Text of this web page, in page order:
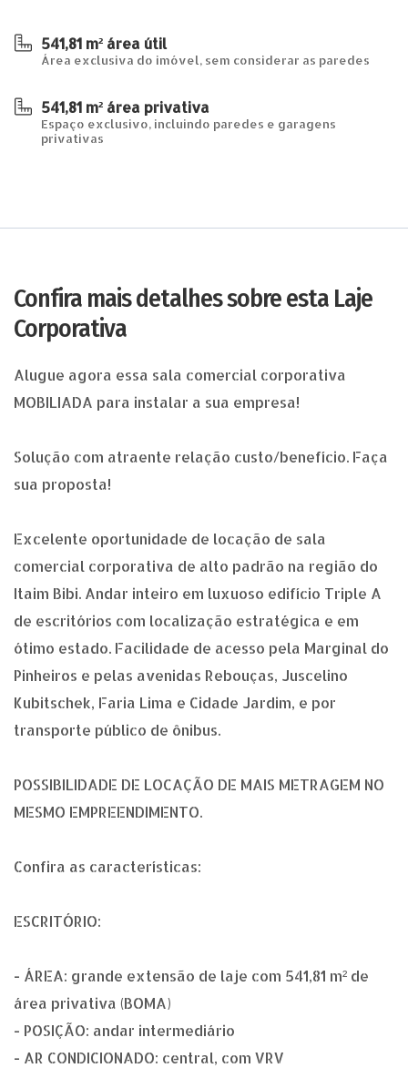
541,81 m² área útil
Área exclusiva do imóvel, sem considerar as paredes
541,81 m² área privativa
Espaço exclusivo, incluindo paredes e garagens
privativas
Confira mais detalhes sobre esta Laje
Corporativa
Alugue agora essa sala comercial corporativa
MOBILIADA para instalar a sua empresa!
Solução com atraente relação custo/benefício. Faça
sua proposta!
Excelente oportunidade de locação de sala
comercial corporativa de alto padrão na região do
Itaim Bibi. Andar inteiro em luxuoso edifício Triple A
de escritórios com localização estratégica e em
ótimo estado. Facilidade de acesso pela Marginal do
Pinheiros e pelas avenidas Rebouças, Juscelino
Kubitschek, Faria Lima e Cidade Jardim, e por
transporte público de ônibus.
POSSIBILIDADE DE LOCAÇÃO DE MAIS METRAGEM NO
MESMO EMPREENDIMENTO.
Confira as características:
ESCRITÓRIO:
- ÁREA: grande extensão de laje com 541,81 m² de
área privativa (BOMA)
- POSIÇÃO: andar intermediário
- AR CONDICIONADO: central, com VRV